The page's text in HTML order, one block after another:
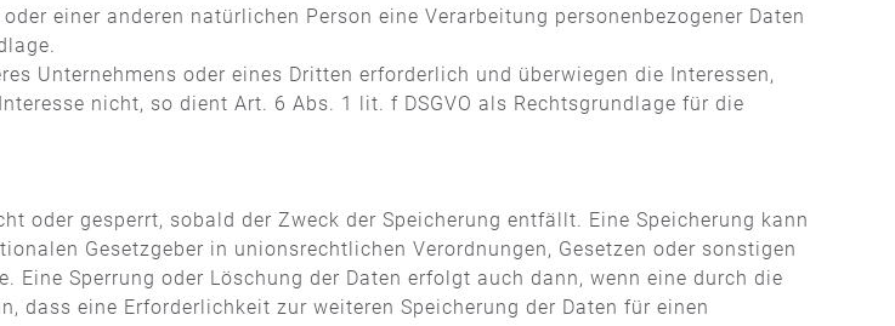
einer anderen natürlichen Person eine Verarbeitung personenbezogener Daten
Unternehmens oder eines Dritten erforderlich und überwiegen die Interessen,
nicht, so dient Art. 6 Abs. 1 lit. f DSGVO als Rechtsgrundlage für die
oder gesperrt, sobald der Zweck der Speicherung entfällt. Eine Speicherung kann
Gesetzgeber in unionsrechtlichen Verordnungen, Gesetzen oder sonstigen
Sperrung oder Löschung der Daten erfolgt auch dann, wenn eine durch die
dass eine Erforderlichkeit zur weiteren Speicherung der Daten für einen